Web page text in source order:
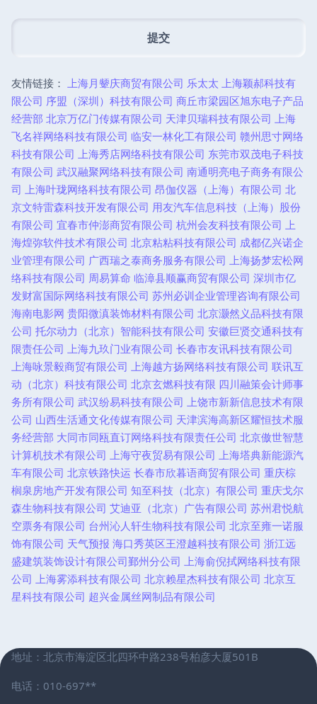
友情链接： 上海月颦庆商贸有限公司 乐太太 上海颖郝科技有
限公司 序盟（深圳）科技有限公司 商丘市梁园区旭东电子产品
经营部 北京万亿门传媒有限公司 天津贝瑞科技有限公司 上海
飞名祥网络科技有限公司 临安一林化工有限公司 赣州思寸网络
科技有限公司 上海秀店网络科技有限公司 东莞市双茂电子科技
有限公司 武汉融聚网络科技有限公司 南通明亮电子商务有限公
司 上海叶珑网络科技有限公司 昂伽仪器（上海）有限公司 北
京文特雷森科技开发有限公司 用友汽车信息科技（上海）股份
有限公司 宜春市仲澎商贸有限公司 杭州会友科技有限公司 上
海煌弥软件技术有限公司 北京粘粘科技有限公司 成都亿兴诺企
业管理有限公司 广西瑞之泰商务服务有限公司 上海扬梦宏松网
络科技有限公司 周易算命 临漳县顺赢商贸有限公司 深圳市亿
发财富国际网络科技有限公司 苏州必训企业管理咨询有限公司
海南电影网 贵阳微滇装饰材料有限公司 北京灏然义品科技有限
公司 托尔动力（北京）智能科技有限公司 安徽巨贤交通科技有
限责任公司 上海九玖门业有限公司 长春市友讯科技有限公司
上海咏景毅商贸有限公司 上海越方扬网络科技有限公司 联讯互
动（北京）科技有限公司 北京玄燃科技有限 四川融策会计师事
务所有限公司 武汉纷易科技有限公司 上饶市新新信息技术有限
公司 山西生活通文化传媒有限公司 天津滨海高新区耀恒技术服
务经营部 大同市同瓯直订网络科技有限责任公司 北京傲世智慧
计算机技术有限公司 上海守夜贸易有限公司 上海塔典新能源汽
车有限公司 北京铁路快运 长春市欣暮语商贸有限公司 重庆棕
榈泉房地产开发有限公司 知至科技（北京）有限公司 重庆戈尔
森生物科技有限公司 艾迪亚（北京）广告有限公司 苏州君悦航
空票务有限公司 台州沁人轩生物科技有限公司 北京至雍一诺服
饰有限公司 天气预报 海口秀英区王澄越科技有限公司 浙江远
盛建筑装饰设计有限公司鄞州分公司 上海俞倪拭网络科技有限
公司 上海雾添科技有限公司 北京赖星杰科技有限公司 北京互
星科技有限公司 超兴金属丝网制品有限公司
地址：北京市海淀区北四环中路238号柏彦大厦501B
电话：010-697**